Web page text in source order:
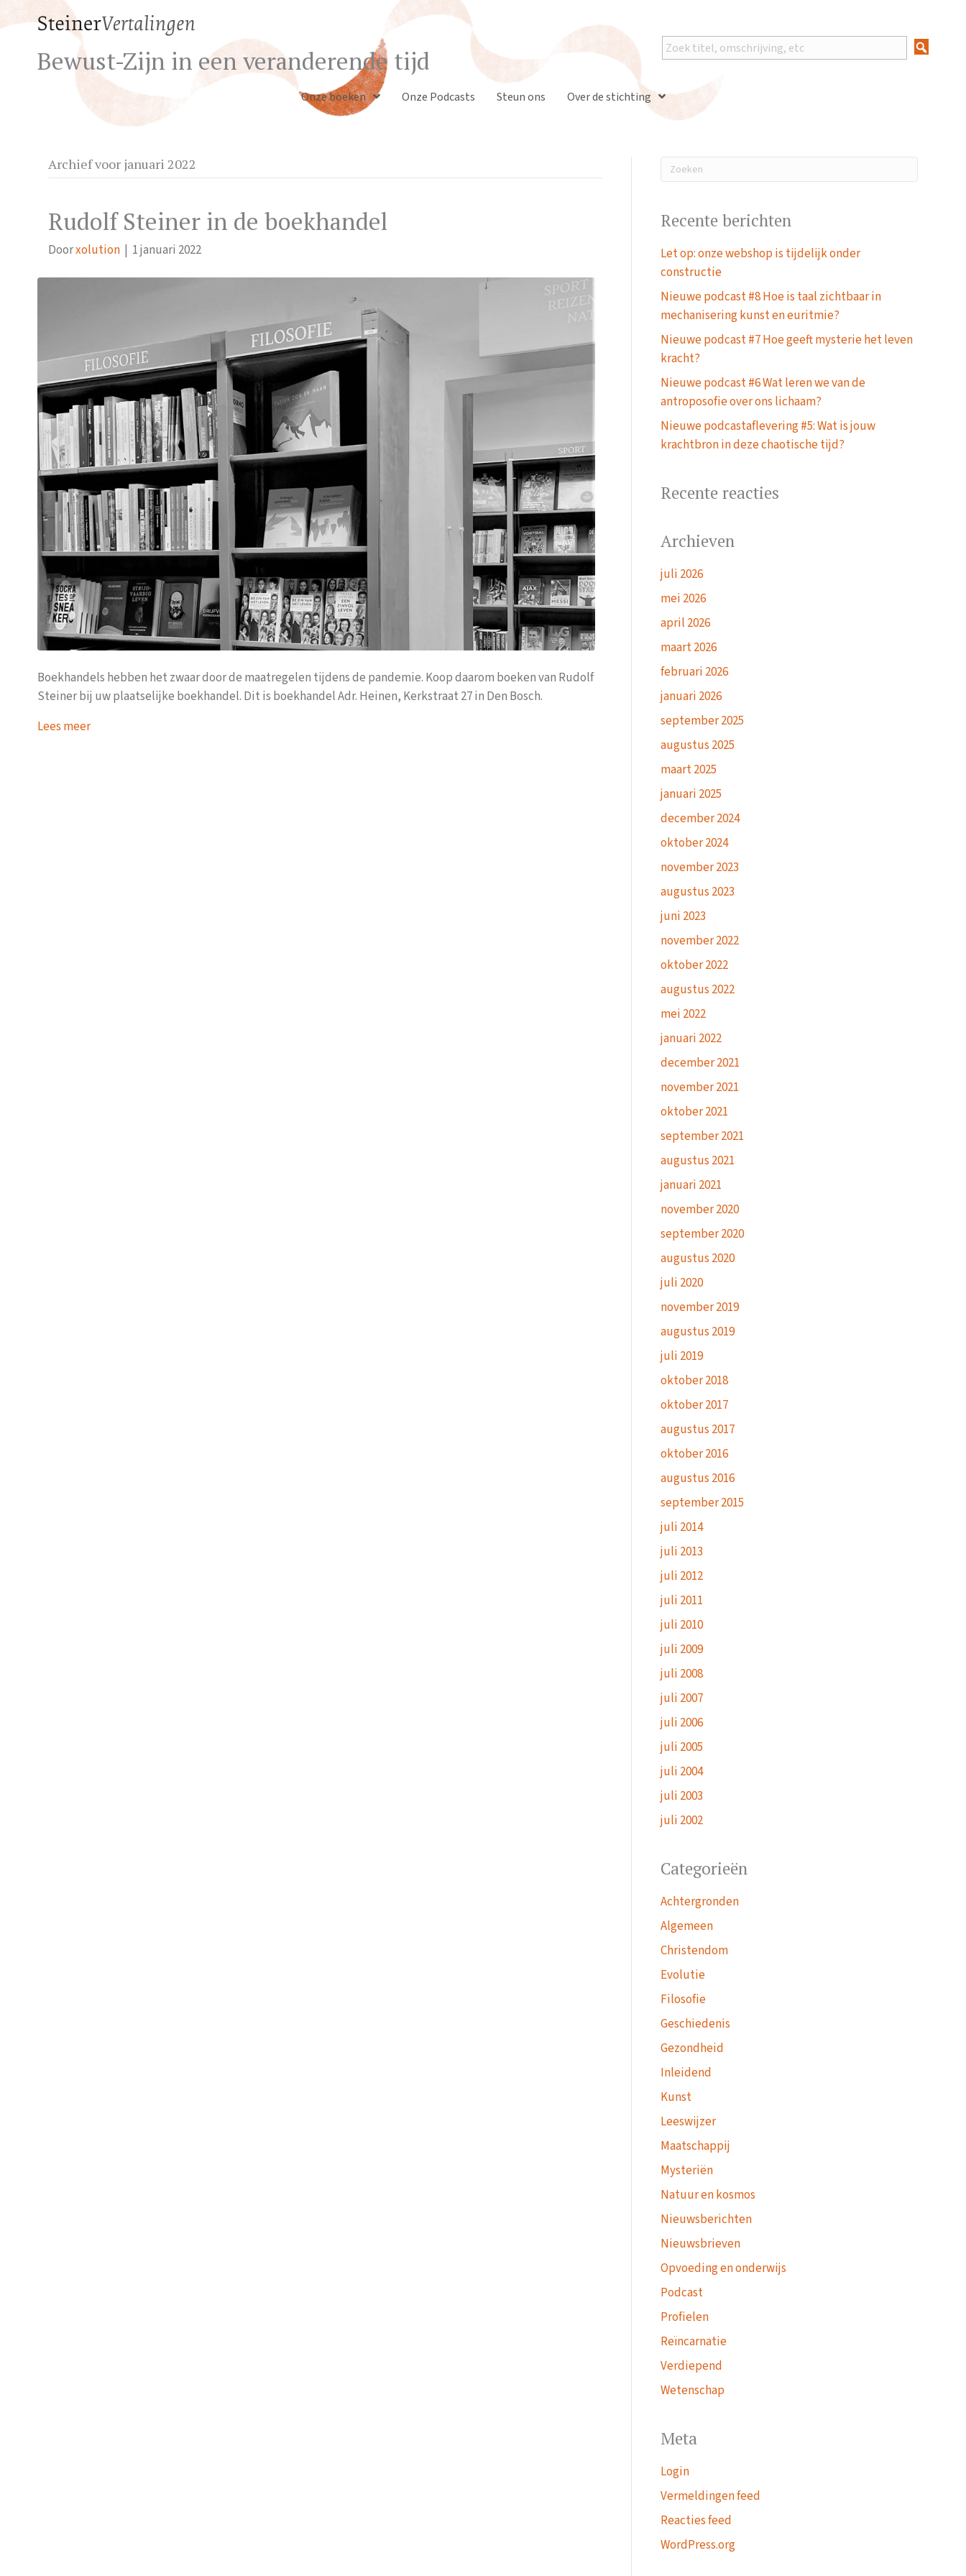
Bewust-Zijn in een veranderende tijd
Onze boeken Onze Podcasts Steun ons Over de stichting
Archief voor januari 2022
Rudolf Steiner in de boekhandel
Doorxolution | 1 januari 2022
Boekhandels hebben het zwaar door de maatregelen tijdens de pandemie. Koop daarom boeken van Rudolf
Steiner bij uw plaatselijke boekhandel. Dit is boekhandel Adr. Heinen, Kerkstraat 27 in Den Bosch.
Lees meer
Recente berichten
Let op: onze webshop is tijdelijk onder
constructie
Nieuwe podcast #8 Hoe is taal zichtbaar in
mechanisering kunst en euritmie?
Nieuwe podcast #7 Hoe geeft mysterie het leven
kracht?
Nieuwe podcast #6 Wat leren we van de
antroposofie over ons lichaam?
Nieuwe podcastaflevering #5: Wat is jouw
krachtbron in deze chaotische tijd?
Recente reacties
Archieven
juli 2026
mei 2026
april 2026
maart 2026
februari 2026
januari 2026
september 2025
augustus 2025
maart 2025
januari 2025
december 2024
oktober 2024
november 2023
augustus 2023
juni 2023
november 2022
oktober 2022
augustus 2022
mei 2022
januari 2022
december 2021
november 2021
oktober 2021
september 2021
augustus 2021
januari 2021
november 2020
september 2020
augustus 2020
juli 2020
november 2019
augustus 2019
juli 2019
oktober 2018
oktober 2017
augustus 2017
oktober 2016
augustus 2016
september 2015
juli 2014
juli 2013
juli 2012
juli 2011
juli 2010
juli 2009
juli 2008
juli 2007
juli 2006
juli 2005
juli 2004
juli 2003
juli 2002
Categorieën
Achtergronden
Algemeen
Christendom
Evolutie
Filosofie
Geschiedenis
Gezondheid
Inleidend
Kunst
Leeswijzer
Maatschappij
Mysteriën
Natuur en kosmos
Nieuwsberichten
Nieuwsbrieven
Opvoeding en onderwijs
Podcast
Profielen
Reïncarnatie
Verdiepend
Wetenschap
Meta
Login
Vermeldingen feed
Reacties feed
WordPress.org